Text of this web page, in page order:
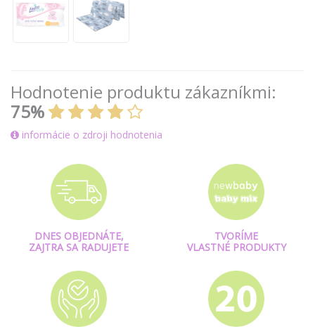
Hodnotenie produktu zákazníkmi:
75%
informácie o zdroji hodnotenia
DNES OBJEDNÁTE,
ZAJTRA SA RADUJETE
TVORÍME
VLASTNÉ PRODUKTY